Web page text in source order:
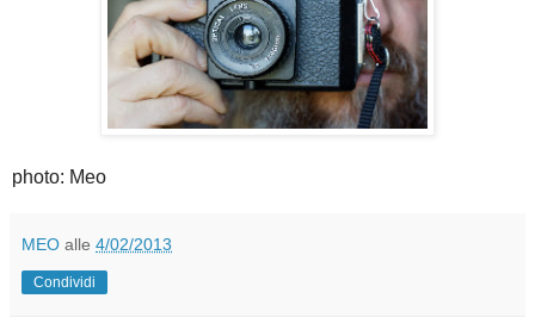
photo: Meo
MEO alle 4/02/2013
Condividi